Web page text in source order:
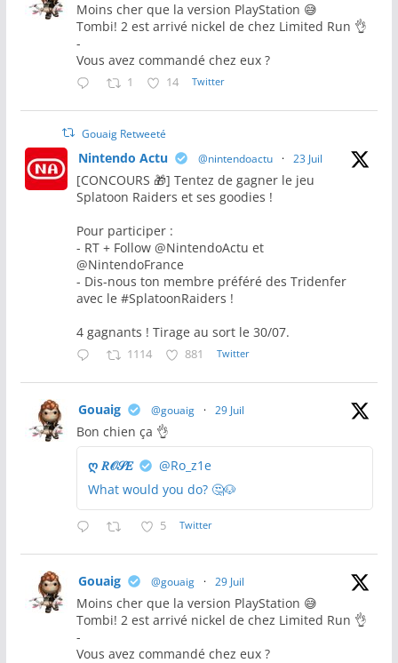
Moins cher que la version PlayStation 😅
Tombi! 2 est arrivé nickel de chez Limited Run 👌
-
Vous avez commandé chez eux ?
1 14 Twitter
Gouaig Retweeté
Nintendo Actu @nintendoactu · 23 Juil
[CONCOURS 🎁] Tentez de gagner le jeu
Splatoon Raiders et ses goodies !
Pour participer :
- RT + Follow @NintendoActu et
@NintendoFrance
- Dis-nous ton membre préféré des Tridenfer
avec le #SplatoonRaiders !
4 gagnants ! Tirage au sort le 30/07.
1114 881 Twitter
Gouaig @gouaig · 29 Juil
Bon chien ça 👌
ღ 𝑅𝒪𝒮𝐸
@Ro_z1e
What would you do? 🤔🐶
5 Twitter
Gouaig @gouaig · 29 Juil
Moins cher que la version PlayStation 😅
Tombi! 2 est arrivé nickel de chez Limited Run 👌
-
Vous avez commandé chez eux ?